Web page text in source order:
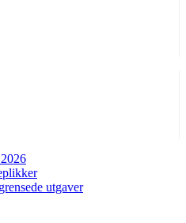
utgaver